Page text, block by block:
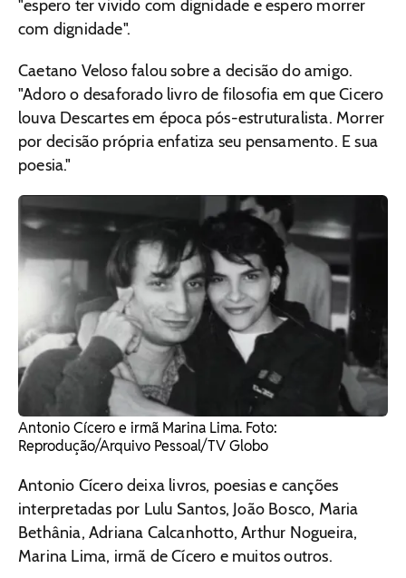
"espero ter vivido com dignidade e espero morrer
com dignidade".
Caetano Veloso falou sobre a decisão do amigo.
"Adoro o desaforado livro de filosofia em que Cicero
louva Descartes em época pós-estruturalista. Morrer
por decisão própria enfatiza seu pensamento. E sua
poesia."
Antonio Cícero e irmã Marina Lima. Foto:
Reprodução/Arquivo Pessoal/TV Globo
Antonio Cícero deixa livros, poesias e canções
interpretadas por Lulu Santos, João Bosco, Maria
Bethânia, Adriana Calcanhotto, Arthur Nogueira,
Marina Lima, irmã de Cícero e muitos outros.